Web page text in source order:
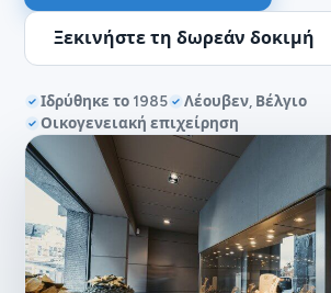
Ξεκινήστε τη δωρεάν δοκιμή
Ιδρύθηκε το 1985
Λέουβεν, Βέλγιο
Οικογενειακή επιχείρηση